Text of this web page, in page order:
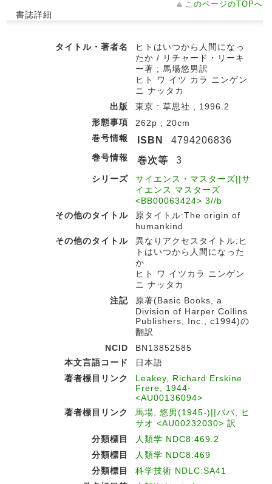
このページのTOPへ
書誌詳細
タイトル・著者名
ヒトはいつから人間になっ
たか / リチャード・リーキ
ー著 ; 馬場悠男訳
ヒト ワ イツ カラ ニンゲン
ニ ナッタカ
出版
東京 : 草思社 , 1996.2
形態事項
262p ; 20cm
巻号情報
ISBN 4794206836
巻号情報 巻次等 3
シリーズ
サイエンス・マスターズ||サ
イエンス マスターズ
<BB00063424> 3//b
その他のタイトル
原タイトル:The origin of
humankind
その他のタイトル
異なりアクセスタイトル:ヒ
トはいつから人間になった
か
ヒト ワ イツカラ ニンゲン
ニ ナッタカ
注記
原著(Basic Books, a
Division of Harper Collins
Publishers, Inc., c1994)の
翻訳
NCID
BN13852585
本文言語コード
日本語
著者標目リンク
Leakey, Richard Erskine
Frere, 1944-
<AU00136094>
著者標目リンク
馬場, 悠男(1945-)||ババ, ヒ
サオ <AU00232030> 訳
分類標目
人類学 NDC8:469.2
分類標目
人類学 NDC8:469
分類標目
科学技術 NDLC:SA41